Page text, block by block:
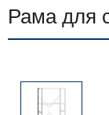
Рама для